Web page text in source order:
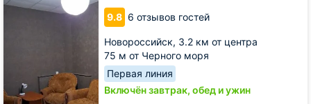
9.8 6 отзывов гостей
Новороссийск, 3.2 км от центра
75 м от Черного моря
Первая линия
Включён завтрак, обед и ужин